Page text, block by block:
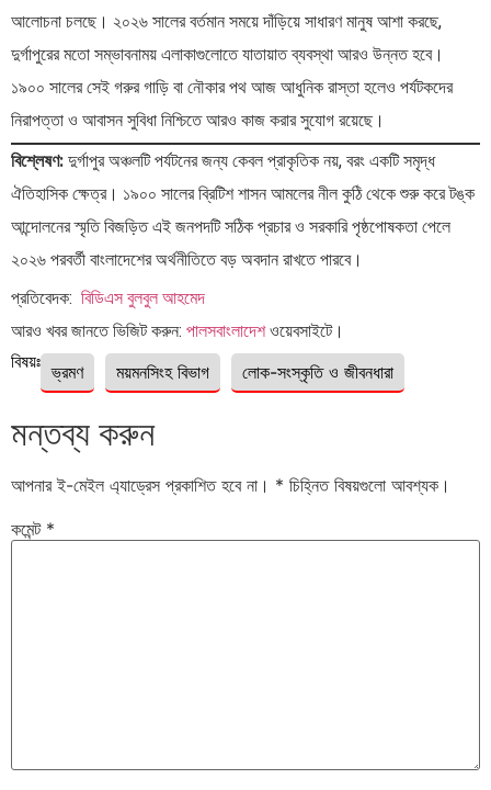
আলোচনা চলছে। ২০২৬ সালের বর্তমান সময়ে দাঁড়িয়ে সাধারণ মানুষ আশা করছে,
দুর্গাপুরের মতো সম্ভাবনাময় এলাকাগুলোতে যাতায়াত ব্যবস্থা আরও উন্নত হবে।
১৯০০ সালের সেই গরুর গাড়ি বা নৌকার পথ আজ আধুনিক রাস্তা হলেও পর্যটকদের
নিরাপত্তা ও আবাসন সুবিধা নিশ্চিতে আরও কাজ করার সুযোগ রয়েছে।
বিশ্লেষণ: দুর্গাপুর অঞ্চলটি পর্যটনের জন্য কেবল প্রাকৃতিক নয়, বরং একটি সমৃদ্ধ
ঐতিহাসিক ক্ষেত্র। ১৯০০ সালের ব্রিটিশ শাসন আমলের নীল কুঠি থেকে শুরু করে টঙ্ক
আন্দোলনের স্মৃতি বিজড়িত এই জনপদটি সঠিক প্রচার ও সরকারি পৃষ্ঠপোষকতা পেলে
২০২৬ পরবর্তী বাংলাদেশের অর্থনীতিতে বড় অবদান রাখতে পারবে।
প্রতিবেদক: বিডিএস বুলবুল আহমেদ
আরও খবর জানতে ভিজিট করুন: পালসবাংলাদেশওয়েবসাইটে।
বিষয়ঃ ভ্রমণ ময়মনসিংহ বিভাগ লোক-সংস্কৃতি ও জীবনধারা
মন্তব্য করুন
আপনার ই-মেইল এ্যাড্রেস প্রকাশিত হবে না। * চিহ্নিত বিষয়গুলো আবশ্যক।
কমেন্ট *